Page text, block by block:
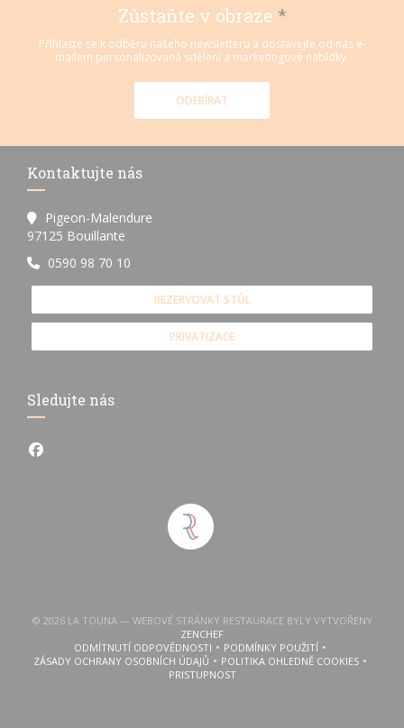
v novém okně))
Zůstaňte v obraze *
Přihlaste se k odběru našeho newsletteru a dostávejte od nás e-
mailem personalizovaná sdělení a marketingové nabídky.
ODEBÍRAT
Kontaktujte nás
Pigeon-Malendure
97125 Bouillante
0590 98 70 10
REZERVOVAT STŮL
PRIVATIZACE
Sledujte nás
Facebook ((otevře se v novém okně))
© 2026 LA TOUNA — WEBOVÉ STRÁNKY RESTAURACE BYLY VYTVOŘENY
ZENCHEF((OTEVŘE SE V NOVÉM OKNĚ))
ODMÍTNUTÍ ODPOVĚDNOSTI((OTEVŘE SE V NOVÉM OKNĚ))
PODMÍNKY POUŽITÍ((OTEVŘE SE V NOVÉM
ZÁSADY OCHRANY OSOBNÍCH ÚDAJŮ
((OTEVŘE SE V NOVÉM OKNĚ))POLITIKA OHLEDNĚ COOKIES
((OTEVŘE SE V NOVÉM
PRISTUPNOST
((OTEVŘE SE V NOVÉM OKNĚ))